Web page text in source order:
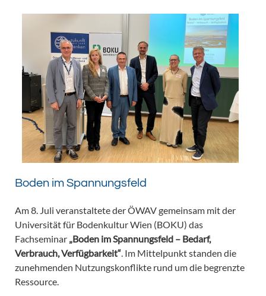
Boden im Spannungsfeld
Am 8. Juli veranstaltete der ÖWAV gemeinsam mit der
Universität für Bodenkultur Wien (BOKU) das
Fachseminar „Boden im Spannungsfeld – Bedarf,
Verbrauch, Verfügbarkeit“ . Im Mittelpunkt standen die
zunehmenden Nutzungskonflikte rund um die begrenzte
Ressource.